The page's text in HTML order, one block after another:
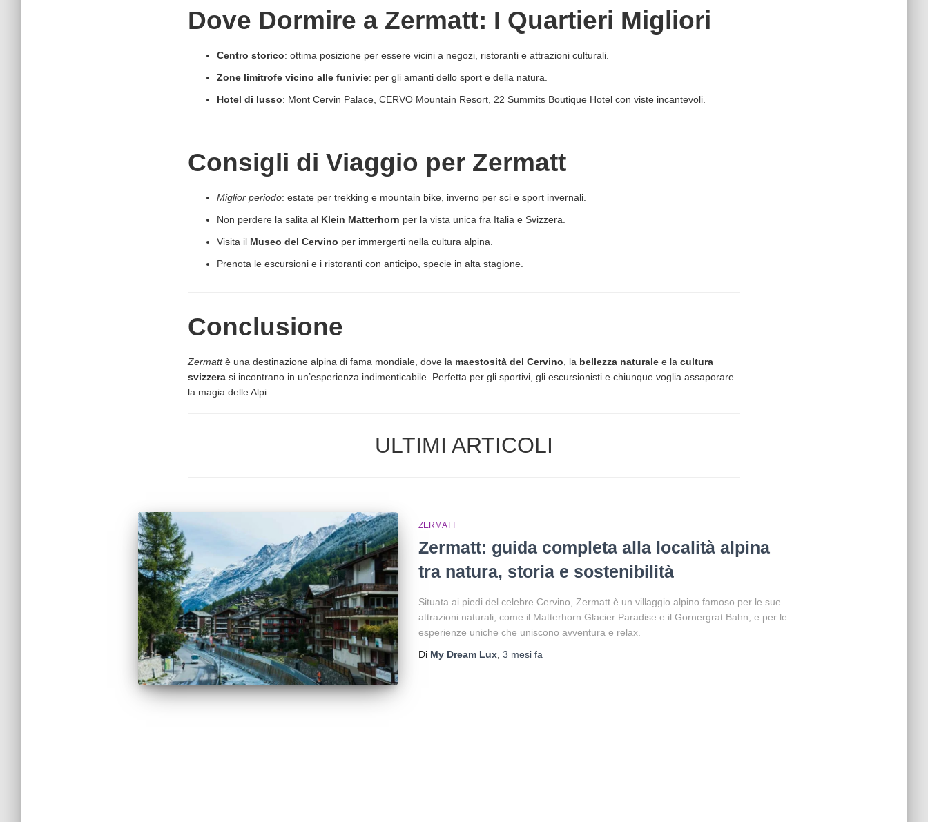
Dove Dormire a Zermatt: I Quartieri Migliori
Centro storico: ottima posizione per essere vicini a negozi, ristoranti e attrazioni culturali.
Zone limitrofe vicino alle funivie: per gli amanti dello sport e della natura.
Hotel di lusso: Mont Cervin Palace, CERVO Mountain Resort, 22 Summits Boutique Hotel con viste incantevoli.
Consigli di Viaggio per Zermatt
Miglior periodo: estate per trekking e mountain bike, inverno per sci e sport invernali.
Non perdere la salita al Klein Matterhorn per la vista unica fra Italia e Svizzera.
Visita il Museo del Cervino per immergerti nella cultura alpina.
Prenota le escursioni e i ristoranti con anticipo, specie in alta stagione.
Conclusione
Zermatt è una destinazione alpina di fama mondiale, dove la maestosità del Cervino , la bellezza naturale e la cultura
svizzera si incontrano in un’esperienza indimenticabile. Perfetta per gli sportivi, gli escursionisti e chiunque voglia assaporare
la magia delle Alpi.
ULTIMI ARTICOLI
ZERMATT
Zermatt: guida completa alla località alpina
tra natura, storia e sostenibilità
Situata ai piedi del celebre Cervino, Zermatt è un villaggio alpino famoso per le sue
attrazioni naturali, come il Matterhorn Glacier Paradise e il Gornergrat Bahn, e per le
esperienze uniche che uniscono avventura e relax.
Di My Dream Lux, 3 mesifa